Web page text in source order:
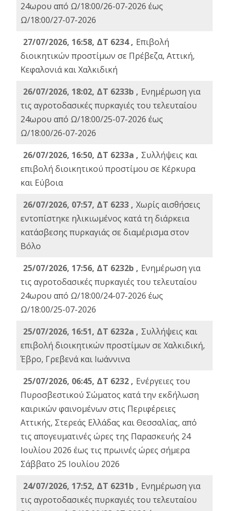
24ωρου από Ω/18:00/26-07-2026 έως
Ω/18:00/27-07-2026
27/07/2026, 16:58, ΔΤ 6234 , Eπιβολή
διοικητικών προστίμων σε Πρέβεζα, Αττική,
Κεφαλονιά και Χαλκιδική
26/07/2026, 18:02, ΔΤ 6233b , Ενημέρωση για
τις αγροτοδασικές πυρκαγιές του τελευταίου
24ωρου από Ω/18:00/25-07-2026 έως
Ω/18:00/26-07-2026
26/07/2026, 16:50, ΔΤ 6233a , Συλλήψεις και
επιβολή διοικητικού προστίμου σε Κέρκυρα
και Εύβοια
26/07/2026, 07:57, ΔΤ 6233 , Χωρίς αισθήσεις
εντοπίστηκε ηλικιωμένος κατά τη διάρκεια
κατάσβεσης πυρκαγιάς σε διαμέρισμα στον
Βόλο
25/07/2026, 17:56, ΔΤ 6232b , Ενημέρωση για
τις αγροτοδασικές πυρκαγιές του τελευταίου
24ωρου από Ω/18:00/24-07-2026 έως
Ω/18:00/25-07-2026
25/07/2026, 16:51, ΔΤ 6232a , Συλλήψεις και
επιβολή διοικητικών προστίμων σε Χαλκιδική,
Έβρο, Γρεβενά και Ιωάννινα
25/07/2026, 06:45, ΔΤ 6232 , Ενέργειες του
Πυροσβεστικού Σώματος κατά την εκδήλωση
καιρικών φαινομένων στις Περιφέρειες
Αττικής, Στερεάς Ελλάδας και Θεσσαλίας, από
τις απογευματινές ώρες της Παρασκευής 24
Ιουλίου 2026 έως τις πρωινές ώρες σήμερα
Σάββατο 25 Ιουλίου 2026
24/07/2026, 17:52, ΔΤ 6231b , Ενημέρωση για
τις αγροτοδασικές πυρκαγιές του τελευταίου